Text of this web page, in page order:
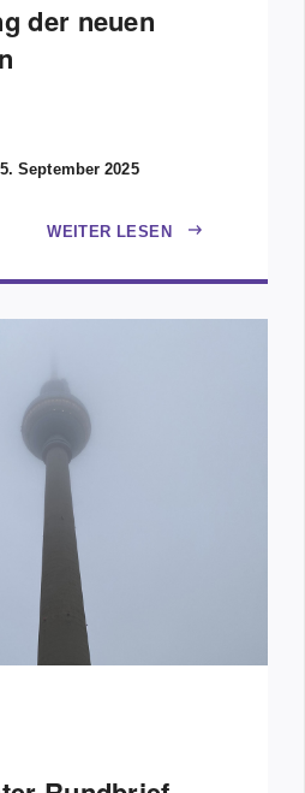
der neuen
September 2025
WEITER LESEN